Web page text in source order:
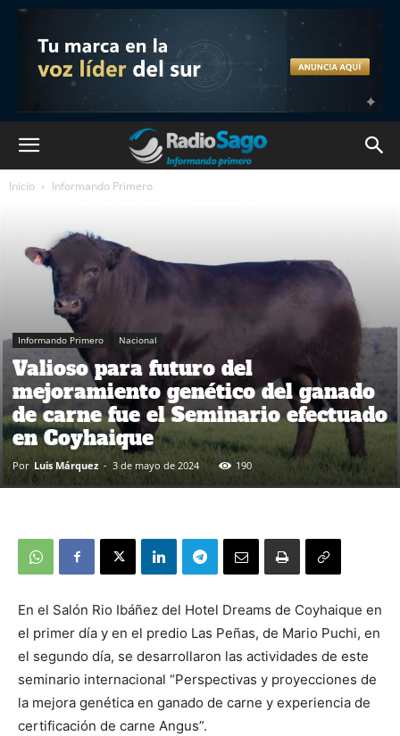
Inicio Informando Primero
Informando Primero Nacional
Valioso para futuro del
mejoramiento genético del ganado
de carne fue el Seminario efectuado
en Coyhaique
Por Luis Márquez - 3 de mayo de 2024 190
En el Salón Rio Ibáñez del Hotel Dreams de Coyhaique en
el primer día y en el predio Las Peñas, de Mario Puchi, en
el segundo día, se desarrollaron las actividades de este
seminario internacional “Perspectivas y proyecciones de
la mejora genética en ganado de carne y experiencia de
certificación de carne Angus”.